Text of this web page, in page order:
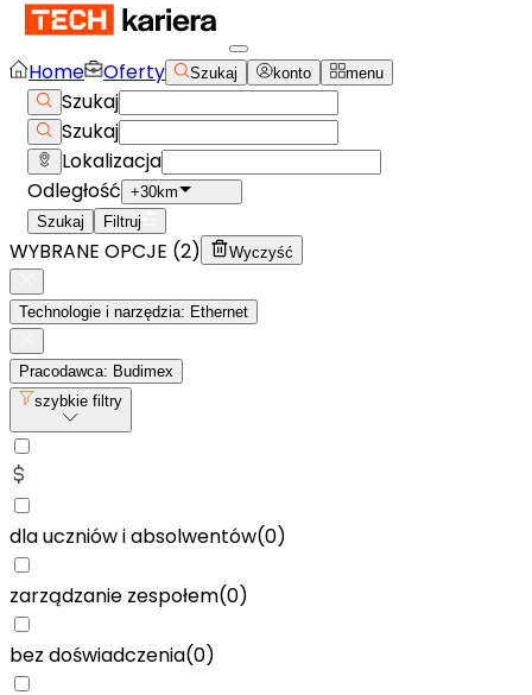
Home Oferty Szukaj konto menu
Szukaj
Szukaj
Lokalizacja
Odległość +30km
Szukaj
Filtruj
WYBRANE OPCJE (2) Wyczyść
Technologie i narzędzia: Ethernet
Pracodawca: Budimex
szybkie filtry
dla uczniów i absolwentów(0)
zarządzanie zespołem(0)
bez doświadczenia(0)